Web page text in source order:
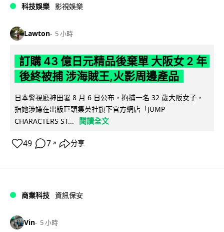
科技娛樂 影視娛樂
Lawton 5 小時
訂購 43 億日元精品後棄單 大阪女 2 年
後終被捕 涉海賊王,火影周邊產品
日本警視廳神田署 8 月 6 日公布，拘捕一名 32 歲大阪女子，
指她涉嫌在出版巨頭集英社旗下官方網店「JUMP
CHARACTERS ST...
閱讀全文
49 7 ↗ 分享
商業科技 資訊保安
Vin 5 小時